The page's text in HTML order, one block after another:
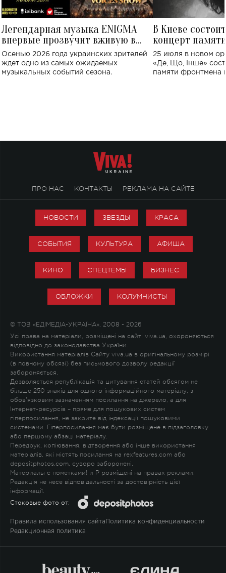
Легендарная музыка ENIGMA
впервые прозвучит вживую в
Украине: где состоится концерт
Осенью 2026 года украинских зрителей
ждет одно из самых ожидаемых
музыкальных событий сезона.
В Киеве
концерт
Клименко:
исполнят песни
25 июля в новом
«Де, Що, Інше»
памяти фронтмена
ПРО НАС КОНТАКТЫ РЕКЛАМА НА САЙТЕ
НОВОСТИ ЗВЕЗДЫ КРАСА
СОБЫТИЯ КУЛЬТУРА АФИША
КИНО СПЕЦТЕМЫ БИЗНЕС
ОБЛОЖКИ КОЛУМНИСТЫ
© ТОВ «ЕДІМЕДІА-УКРАЇНА», 2008 - 2026
Усі права на матеріали, розміщені на сайті viva.ua, охороняються
відповідно до законодавства України.
Використання матеріалів Сайту viva.ua в оригінальному розмірі
(в повному обсязі) без письмового дозволу редакції
забороняється.
Дозволяється републікація та цитування статей обсягом не
більше 250 знаків для одного інформаційного матеріалу, з
обов'язковим зазначенням посилання на джерело, а для
Інтернет-ресурсів – пряме для пошукових систем
гіперпосилання, не закрите від індексації пошуковими
системами. Гіперпосилання має бути розміщене в підзаголовку
або першому абзаці матеріалу.
Передрук, копіювання, відтворення або інше використання
матеріалів, які містять посилання на rexfeatures.com або
depositphotos.com, суворо заборонені.
Материалы с пометками! и P розміщені на правах реклами.
Редакція не несе відповідальності за достовірність цієї
інформації.
Стоковые фото от:
Правила использования сайта Политика конфиденциальности
Редакционная политика